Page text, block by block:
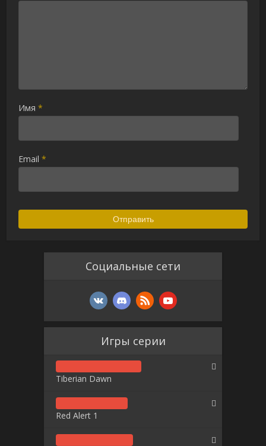
Имя*
Email*
Социальные сети
Игры серии
Tiberian Dawn
Red Alert 1